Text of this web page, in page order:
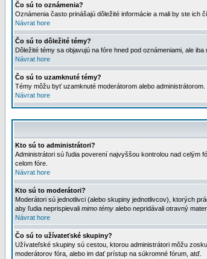
Čo sú to oznámenia?
Oznámenia často prinášajú dôležité informácie a mali by ste ich
Návrat hore
Čo sú to dôležité témy?
Dôležité témy sa objavujú na fóre hned pod oznámeniami, ale
Návrat hore
Čo sú to uzamknuté témy?
Témy môžu byť uzamknuté moderátorom alebo
Návrat hore
Kto sú to administrátori?
Administrátori sú ľudia poverení najvyššou kontrolou nad
celom fóre.
Návrat hore
Kto sú to moderátori?
Moderátori sú jednotlivci (alebo skupiny jednotlivcov), ktorých
aby ľudia neprispievali mimo témy alebo nepridávali otravný
Návrat hore
Čo sú to užívateťské skupiny?
Užívateľské skupiny sú cestou, ktorou administrátori môžu
moderátorov fóra, alebo im dať prístup na súkromné fórum, atď.